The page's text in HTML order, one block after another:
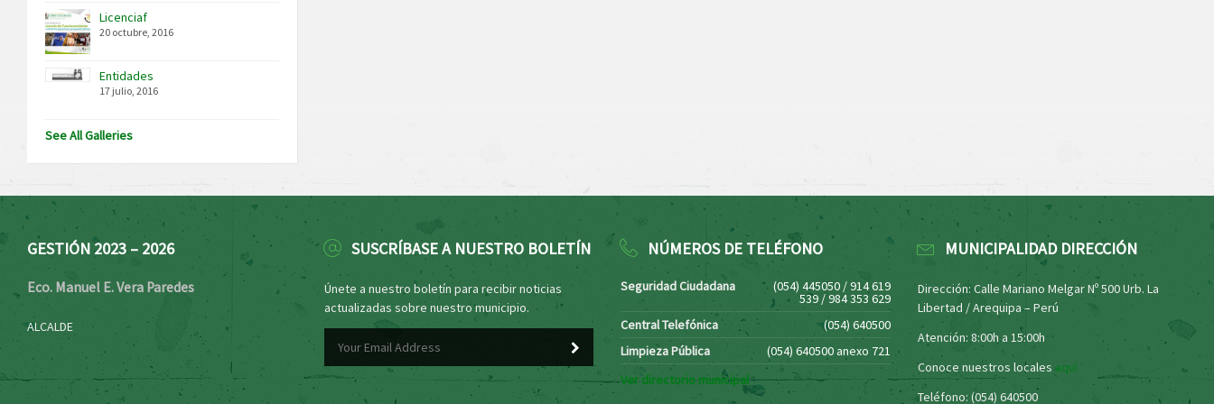
Licenciaf
20 octubre, 2016
Entidades
17 julio, 2016
See All Galleries
GESTIÓN 2023 – 2026
Eco. Manuel E. Vera Paredes
ALCALDE
SUSCRÍBASE A NUESTRO BOLETÍN
Únete a nuestro boletín para recibir noticias
actualizadas sobre nuestro municipio.
NÚMEROS DE TELÉFONO
Seguridad Ciudadana (054) 445050 / 914 619
539 / 984 353 629
Central Telefónica
(054) 640500
Limpieza Pública
(054) 640500 anexo 721
Ver directorio municipal
MUNICIPALIDAD DIRECCIÓN
Dirección: Calle Mariano Melgar Nº 500 Urb. La
Libertad / Arequipa – Perú
Atención: 8:00h a 15:00h
Conoce nuestros locales aquí
Teléfono: (054) 640500